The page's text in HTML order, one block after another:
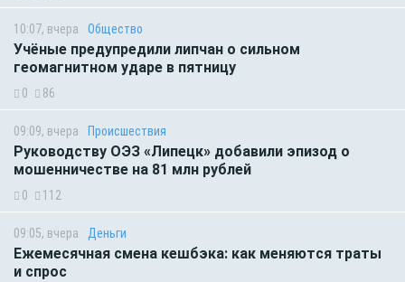
10:07, вчера Общество
Учёные предупредили липчан о сильном
геомагнитном ударе в пятницу
0 86
09:09, вчера Происшествия
Руководству ОЭЗ «Липецк» добавили эпизод о
мошенничестве на 81 млн рублей
0 112
09:05, вчера Деньги
Ежемесячная смена кешбэка: как меняются траты
и спрос